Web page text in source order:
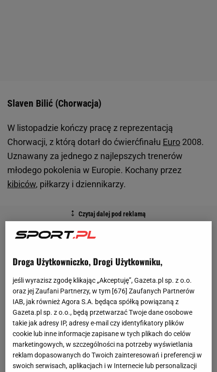
Slaven Bilić (Chorwacja)
W listopadzie kończy pracę z reprezentacją
Chorwacji, z którą dotarł do ćwierćfinału Euro 2008.
Uznawany za jednego z najlepszych trenerów
młodego pokolenia w Europie. Kochany przez
kibiców, piłkarzy i dziennikarzy.
Droga Użytkowniczko, Drogi Użytkowniku,
jeśli wyrazisz zgodę klikając „Akceptuję”, Gazeta.pl sp. z o.o.
oraz jej Zaufani Partnerzy, w tym [676] Zaufanych Partnerów
IAB, jak również Agora S.A. będąca spółką powiązaną z
Gazeta.pl sp. z o.o., będą przetwarzać Twoje dane osobowe
takie jak adresy IP, adresy e-mail czy identyfikatory plików
cookie lub inne informacje zapisane w tych plikach do celów
marketingowych, w szczególności na potrzeby wyświetlania
reklam dopasowanych do Twoich zainteresowań i preferencji w
swoich serwisach, aplikacjach i w Internecie lub personalizacji